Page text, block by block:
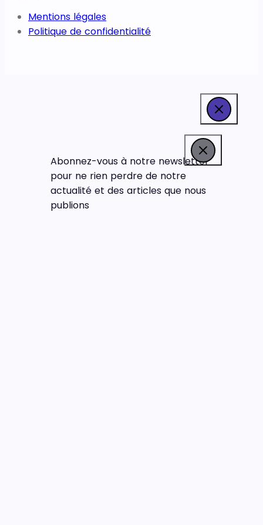
Mentions légales
Politique de confidentialité
Abonnez-vous à notre newsletter
pour ne rien perdre de notre
actualité et des articles que nous
publions